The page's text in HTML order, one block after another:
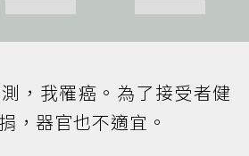
，我罹癌。為了接受者健
，器官也不適宜。